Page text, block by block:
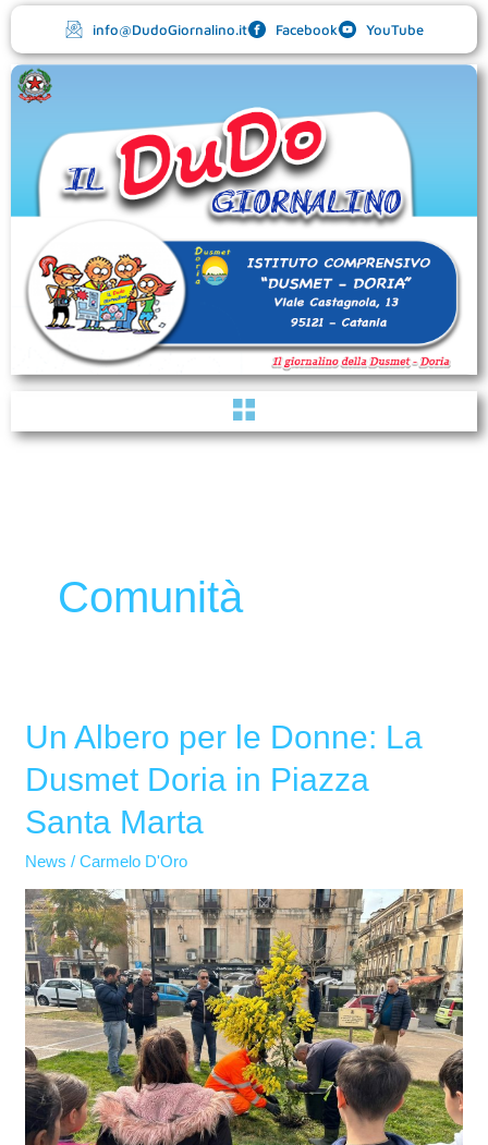
contenuto
info@DudoGiornalino.it Facebook YouTube
Menu
Comunità
Un Albero per le Donne: La
Dusmet Doria in Piazza
Santa Marta
News /Carmelo D'Oro
Un
per
le
Dusmet
Doria
in
Piazza
Santa
Marta